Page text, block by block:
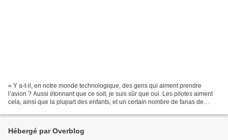
« Y a-t-il, en notre monde technologique, des gens qui aiment prendre
l’avion ? Aussi étonnant que ce soit, je suis sûr que oui. Les pilotes aiment
cela, ainsi que la plupart des enfants, et un certain nombre de fanas de
Hébergé par Overblog